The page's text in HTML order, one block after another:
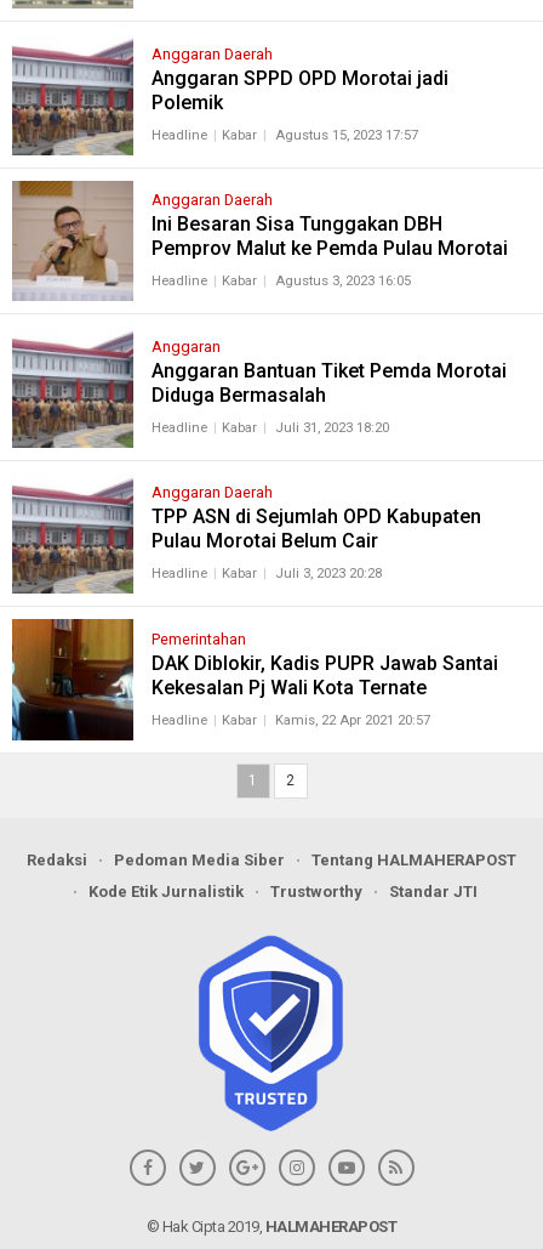
Anggaran Daerah
Anggaran SPPD OPD Morotai jadi
Polemik
Headline Kabar Agustus 15, 2023 17:57
Anggaran Daerah
Ini Besaran Sisa Tunggakan DBH
Pemprov Malut ke Pemda Pulau Morotai
Headline Kabar Agustus 3, 2023 16:05
Anggaran
Anggaran Bantuan Tiket Pemda Morotai
Diduga Bermasalah
Headline Kabar Juli 31, 2023 18:20
Anggaran Daerah
TPP ASN di Sejumlah OPD Kabupaten
Pulau Morotai Belum Cair
Headline Kabar Juli 3, 2023 20:28
Pemerintahan
DAK Diblokir, Kadis PUPR Jawab Santai
Kekesalan Pj Wali Kota Ternate
Headline Kabar Kamis, 22 Apr 2021 20:57
1 2
Redaksi Pedoman Media Siber
Tentang HALMAHERAPOST
Kode Etik Jurnalistik
Trustworthy Standar JTI
© Hak Cipta 2019, HALMAHERAPOST